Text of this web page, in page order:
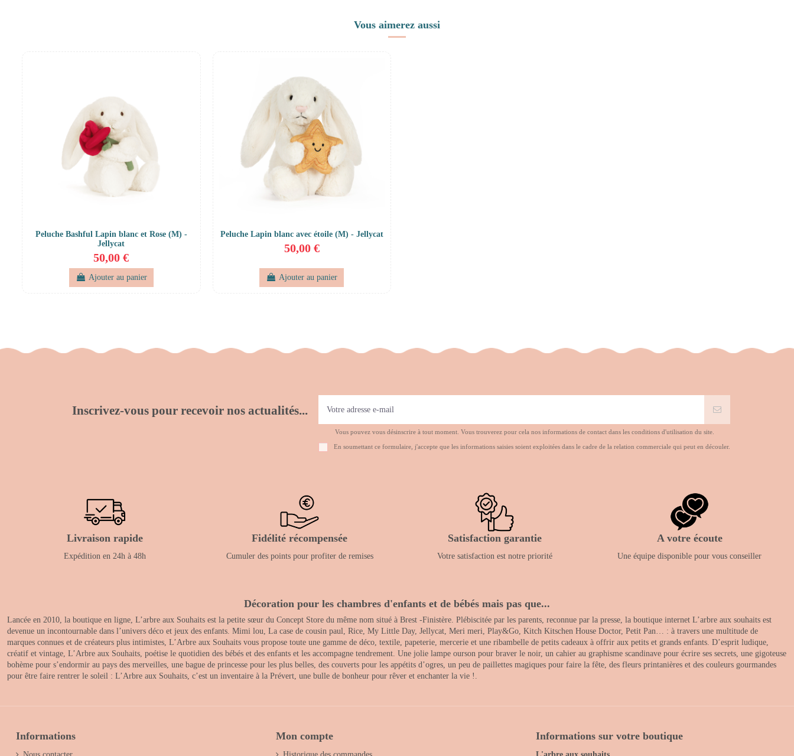
Vous aimerez aussi
Peluche Bashful Lapin blanc et Rose (M) -
Jellycat
50,00 €
Ajouter au panier
Peluche Lapin blanc avec étoile (M) - Jellycat
50,00 €
Ajouter au panier
Inscrivez-vous pour recevoir nos actualités...
Vous pouvez vous désinscrire à tout moment. Vous trouverez pour cela nos informations de contact dans les conditions d'utilisation du site.
En soumettant ce formulaire, j'accepte que les informations saisies soient exploitées dans le cadre de la relation commerciale qui peut en découler.
Livraison rapide
Expédition en 24h à 48h
Fidélité récompensée
Cumuler des points pour profiter de remises
Satisfaction garantie
Votre satisfaction est notre priorité
A votre écoute
Une équipe disponible pour vous conseiller
Décoration pour les chambres d'enfants et de bébés mais pas que...
Lancée en 2010, la boutique en ligne, L’arbre aux Souhaits est la petite sœur du Concept Store du même nom situé à Brest -Finistère. Plébiscitée par les parents, reconnue par la presse, la boutique internet L’arbre aux souhaits est
devenue un incontournable dans l’univers déco et jeux des enfants. Mimi lou, La case de cousin paul, Rice, My Little Day, Jellycat, Meri meri, Play&Go, Kitch Kitschen House Doctor, Petit Pan… : à travers une multitude de
marques connues et de créateurs plus intimistes, L’Arbre aux Souhaits vous propose toute une gamme de déco, textile, papeterie, mercerie et une ribambelle de petits cadeaux à offrir aux petits et grands enfants. D’esprit ludique,
créatif et vintage, L’Arbre aux Souhaits, poétise le quotidien des bébés et des enfants et les accompagne tendrement. Une jolie lampe ourson pour braver le noir, un cahier au graphisme scandinave pour écrire ses secrets, une gigoteuse
bohème pour s’endormir au pays des merveilles, une bague de princesse pour les plus belles, des couverts pour les appétits d’ogres, un peu de paillettes magiques pour faire la fête, des fleurs printanières et des couleurs gourmandes
pour être faire rentrer le soleil : L’Arbre aux Souhaits, c’est un inventaire à la Prévert, une bulle de bonheur pour rêver et enchanter la vie !.
Informations Mon compte Informations sur votre boutique